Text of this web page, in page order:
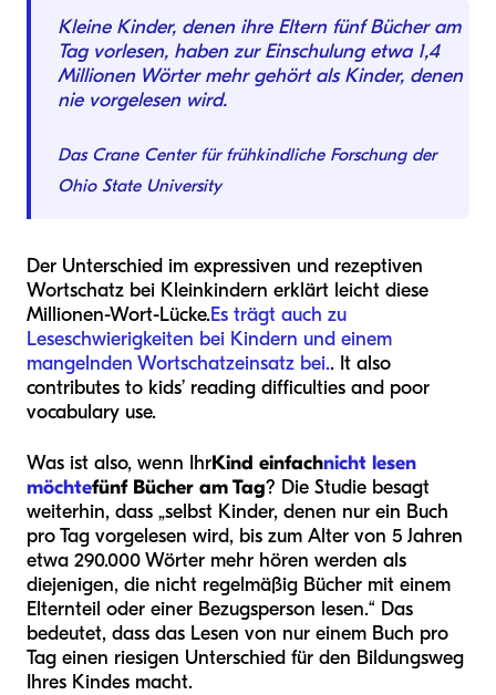
Kleine Kinder, denen ihre Eltern fünf Bücher am
Tag vorlesen, haben zur Einschulung etwa 1,4
Millionen Wörter mehr gehört als Kinder, denen
nie vorgelesen wird.
Das Crane Center für frühkindliche Forschung der
Ohio State University
Der Unterschied im expressiven und rezeptiven
Wortschatz bei Kleinkindern erklärt leicht diese
Millionen-Wort-Lücke.Es trägt auch zu
Leseschwierigkeiten bei Kindern und einem
mangelnden Wortschatzeinsatz bei.. It also
contributes to kids’ reading difficulties and poor
vocabulary use.
Was ist also, wenn IhrKind einfachnicht lesen
möchtefünf Bücher am Tag? Die Studie besagt
weiterhin, dass „selbst Kinder, denen nur ein Buch
pro Tag vorgelesen wird, bis zum Alter von 5 Jahren
etwa 290.000 Wörter mehr hören werden als
diejenigen, die nicht regelmäßig Bücher mit einem
Elternteil oder einer Bezugsperson lesen.“ Das
bedeutet, dass das Lesen von nur einem Buch pro
Tag einen riesigen Unterschied für den Bildungsweg
Ihres Kindes macht.